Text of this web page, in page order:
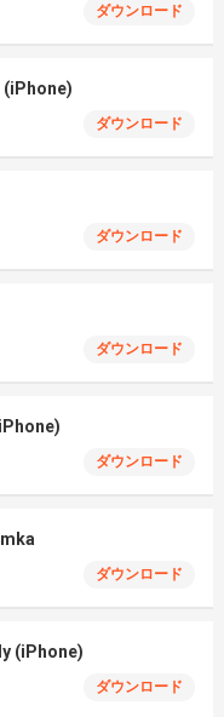
ダウンロード
(iPhone)
ダウンロード
ダウンロード
ダウンロード
ダウンロード
ダウンロード
(iPhone)
ダウンロード